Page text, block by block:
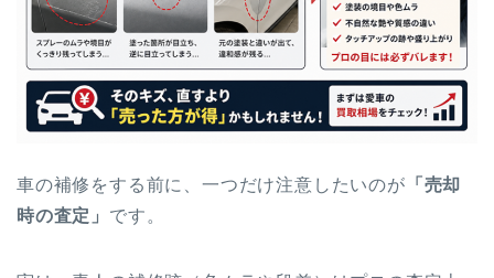
車の補修をする前に、一つだけ注意したいのが 「売却
時の査定」 です。